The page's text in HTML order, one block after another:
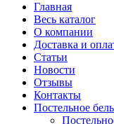
Главная
Весь каталог
О компании
Доставка и
Статьи
Новости
Отзывы
Контакты
Постельное